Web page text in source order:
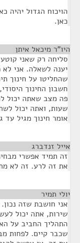
הויכוח הגדול יהיה
כאן.
היו"ר מיכאל איתן
סליחה רק שאני
יענה לשאלה. אני
שהחליטו על חינוך
חשבון החינוך
פה מצב שאתה יכול
שעות, ואתה יכול
אומר חינוך מגיל עד
אייל זנדברג
זה תמיד אפשרי
את זה לרע. זה לא
יולי תמיר
אני חושבת שזה
שירות, אתה יכול
התהליך החביב על
שכבר קיים. לפחות